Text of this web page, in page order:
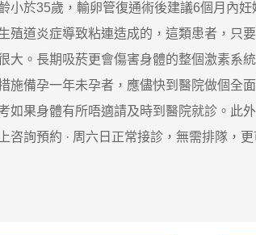
於35歲，輸卵管復通術後建議6個月內妊
道炎症導致粘連造成的，這類患者，只
。長期吸菸更會傷害身體的整個激素系統
備孕一年未孕者，應儘快到醫院做個全面
果身體有所唔適請及時到醫院就診。此
詢預約 · ‎周六日正常接診，無需排隊，